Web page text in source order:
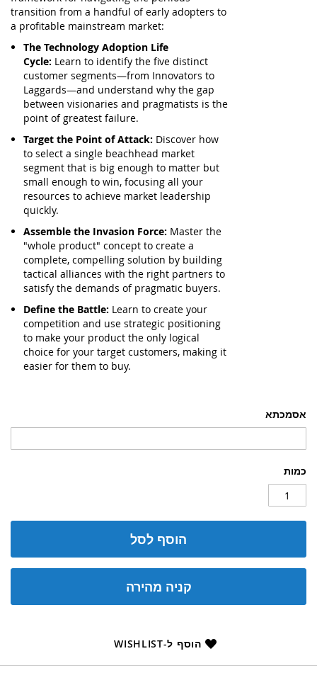
אסמכתא
כמות
הוסף לסל
קניה מהירה
הוסף ל-WISHLIST
transition from a handful of early adopters to
a profitable mainstream market:
The Technology Adoption Life
Cycle: Learn to identify the five distinct
customer segments—from Innovators to
Laggards—and understand why the gap
between visionaries and pragmatists is the
point of greatest failure.
Target the Point of Attack: Discover how
to select a single beachhead market
segment that is big enough to matter but
small enough to win, focusing all your
resources to achieve market leadership
quickly.
Assemble the Invasion Force: Master the
"whole product" concept to create a
complete, compelling solution by building
tactical alliances with the right partners to
satisfy the demands of pragmatic buyers.
Define the Battle: Learn to create your
competition and use strategic positioning
to make your product the only logical
choice for your target customers, making it
easier for them to buy.